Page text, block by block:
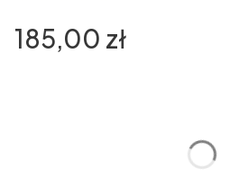
Cena
185,00 zł